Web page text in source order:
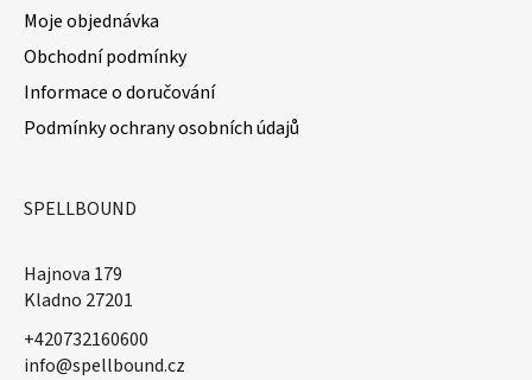
Moje objednávka
Obchodní podmínky
Informace o doručování
Podmínky ochrany osobních údajů
SPELLBOUND
Hajnova 179
Kladno 27201
+420732160600
​info@spellbound.cz